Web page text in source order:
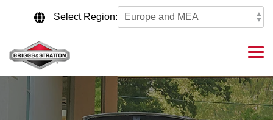
content.
Select Region: